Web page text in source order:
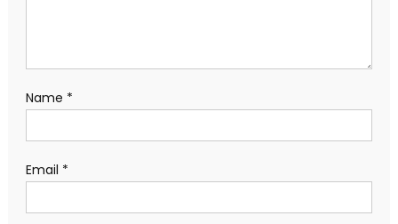
Name *
Email *